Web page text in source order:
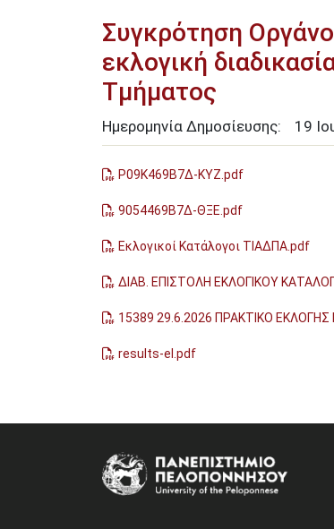
Συγκρότηση
εκλογική
Τμήματος
Ημερομηνία Δημοσίευσης: 19
Ρ09Κ469Β7Δ-ΚΥΖ.pdf
9054469Β7Δ-ΘΞΕ.pdf
Εκλογικοί Κατάλογοι ΤΙΑΔΠΑ.pdf
ΔΙΑΒ. ΕΠΙΣΤΟΛΗ ΕΚΛΟΓΙΚΟΥ
15389 29.6.2026 ΠΡΑΚΤΙΚΟ
results-el.pdf
Image